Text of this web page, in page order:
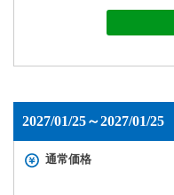
2027/01/25～2027/01/25
通常価格